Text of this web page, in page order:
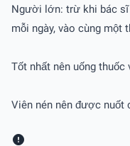
Người lớn: trừ khi bác sĩ
mỗi ngày, vào cùng một
Tốt nhất nên uống
Viên nén nên được nuốt